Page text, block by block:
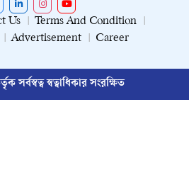
Us
Terms And Condition
Advertisement Career
সর্বস্বত্ব স্বত্বাধিকার সংরক্ষিত